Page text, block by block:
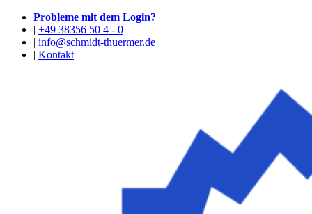
Probleme mit dem Login?
| +49 38356 50 4 - 0
| info@schmidt-thuermer.de
| Kontakt